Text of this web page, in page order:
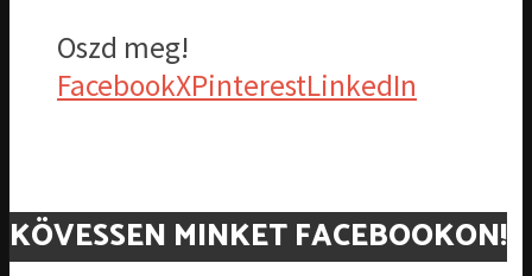
Oszd meg!
FacebookXPinterestLinkedIn
KÖVESSEN MINKET FACEBOOKON!